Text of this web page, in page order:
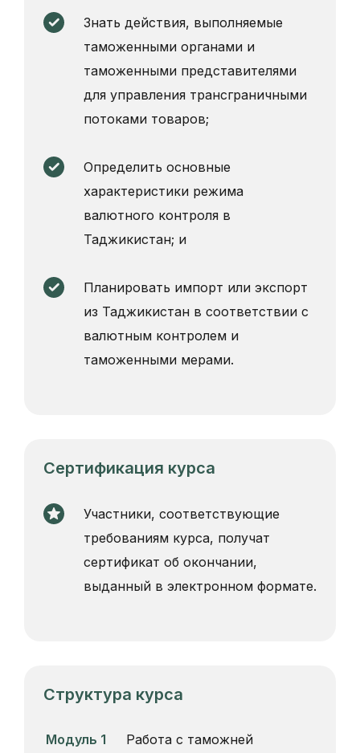
Знать действия, выполняемые
таможенными органами и
таможенными представителями
для управления трансграничными
потоками товаров;
Определить основные
характеристики режима
валютного контроля в
Таджикистан; и
Планировать импорт или экспорт
из Таджикистан в соответствии с
валютным контролем и
таможенными мерами.
Сертификация курса
Участники, соответствующие
требованиям курса, получат
сертификат об окончании,
выданный в электронном формате.
Структура курса
Модуль 1
Работа с таможней